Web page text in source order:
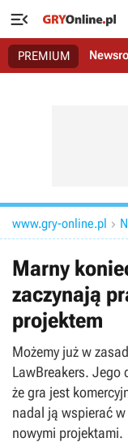

PREMIUM
www.gry-online.pl 
Marny
zaczynają
projektem
Możemy już w
LawBreakers. Jego
że gra jest
nadal ją wspierać
nowymi projektami.